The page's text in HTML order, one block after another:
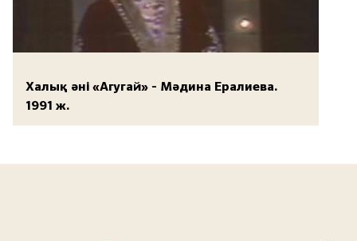
Халық әні «Агугай» - Мәдина Ералиева.
1991 ж.